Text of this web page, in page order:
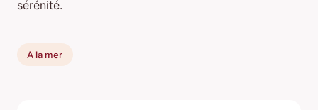
sérénité.
A la mer